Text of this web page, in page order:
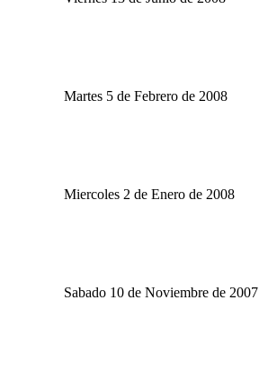
Martes 5 de Febrero de 2008
Miercoles 2 de Enero de 2008
Sabado 10 de Noviembre de 2007